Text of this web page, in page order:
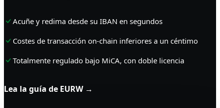
Acuñe y redima desde su IBAN en segundos
Costes de transacción on-chain inferiores a un céntimo
Totalmente regulado bajo MiCA, con doble licencia
Lea la guía de EURW →